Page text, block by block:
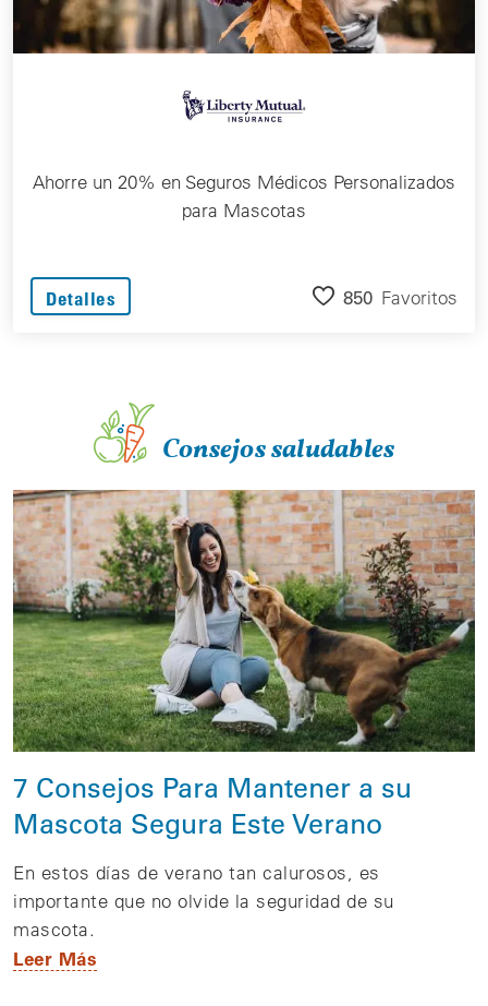
Ahorre un 20% en Seguros Médicos Personalizados
para Mascotas
Detalles 850 Favoritos
Consejos saludables
7 Consejos Para Mantener a su
Mascota Segura Este Verano
En estos días de verano tan calurosos, es
importante que no olvide la seguridad de su
mascota.
Leer Más